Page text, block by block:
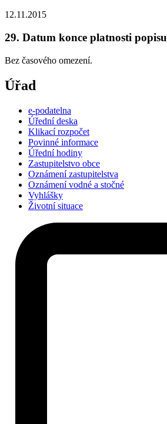
12.11.2015
29. Datum konce platnosti popisu
Bez časového omezení.
Úřad
e-podatelna
Úřední deska
Klikací rozpočet
Povinné informace
Úřední hodiny
Zastupitelstvo obce
Oznámení zastupitelstva
Oznámení vodné a stočné
Vyhlášky
Životní situace